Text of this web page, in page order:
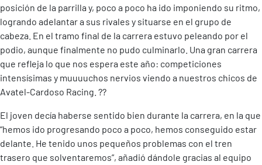
posición de la parrilla y, poco a poco ha ido imponiendo su ritmo,
logrando adelantar a sus rivales y situarse en el grupo de
cabeza. En el tramo final de la carrera estuvo peleando por el
podio, aunque finalmente no pudo culminarlo. Una gran carrera
que refleja lo que nos espera este año: competiciones
intensísimas y muuuuchos nervios viendo a nuestros chicos de
Avatel-Cardoso Racing. ??
El joven decía haberse sentido bien durante la carrera, en la que
“hemos ido progresando poco a poco, hemos conseguido estar
delante. He tenido unos pequeños problemas con el tren
trasero que solventaremos”, añadió dándole gracias al equipo